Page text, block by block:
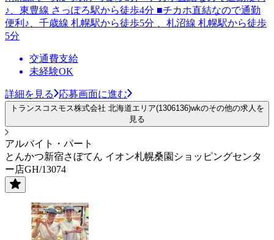
♪、東豊線 さっぽろ駅から徒歩4分 ■チカホ直結なので通勤
便利♪、千歳線 札幌駅から徒歩5分 、札沼線 札幌駅から徒歩
5分
交通費支給
未経験OK
詳細を見る 応募画面に進む
トランスコスモス株式会社 北海道エリア(1306136)wkのその他の求人を
見る
アルバイト・パート
とんかつ新宿さぼてん イオン札幌桑園ショッピングセンタ
ー店GH/13074